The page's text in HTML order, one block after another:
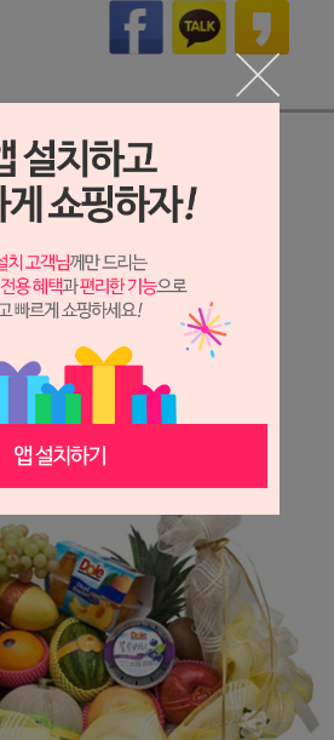
상세정보 새창 열기